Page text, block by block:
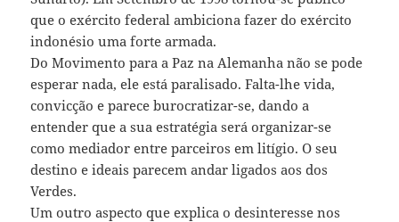
que o exército federal ambiciona fazer do exército
indonésio uma forte armada.
Do Movimento para a Paz na Alemanha não se pode
esperar nada, ele está paralisado. Falta-lhe vida,
convicção e parece burocratizar-se, dando a
entender que a sua estratégia será organizar-se
como mediador entre parceiros em litígio. O seu
destino e ideais parecem andar ligados aos dos
Verdes.
Um outro aspecto que explica o desinteresse nos